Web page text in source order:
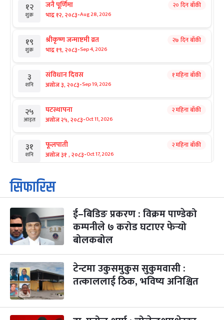
१२
शुक्र
जनै पूर्णिमा
भाद्र १२, २०८३-Aug 28, 2026
२० दिन बाँकी
१९
शुक्र
श्रीकृष्ण जन्माष्टमी व्रत
भाद्र १९, २०८३-Sep 4, 2026
२७ दिन बाँकी
३
शनि
संविधान दिवस
असोज ३, २०८३-Sep 19, 2026
१ महिना बाँकी
२५
आइत
घटस्थापना
असोज २५, २०८३-Oct 11, 2026
२ महिना बाँकी
३१
शनि
फूलपाती
असोज ३१ , २०८३-Oct 17, 2026
२ महिना बाँकी
१
आइत
कार्तिक सङ्क्रान्ति
कार्तिक १, २०८३
३
मंगल
महानवमी
कार्तिक ३, २०८३-Oct 20, 2026
२ महिना बाँकी
४
५
बिहि
पापा‌ङ्कुशा एकादशी व्रत
कार्तिक ५, २०८३
२ महिना बाँकी
सिफारिस
ई–बिडिङ प्रकरण : विक्रम पाण्डेको
कम्पनीले ७ करोड घटाएर फेर्‍यो
बोलकबोल
टेन्टमा उकुसमुकुस सुकुमवासी :
तत्काललाई ठिक, भविष्य अनिश्चित